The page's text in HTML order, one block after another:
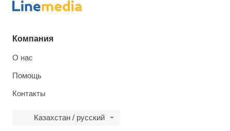
Компания
О нас
Помощь
Контакты
Казахстан / русский